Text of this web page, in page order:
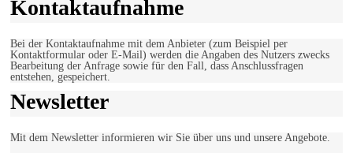
Kontaktaufnahme
Bei der Kontaktaufnahme mit dem Anbieter (zum Beispiel per
Kontaktformular oder E-Mail) werden die Angaben des Nutzers zwecks
Bearbeitung der Anfrage sowie für den Fall, dass Anschlussfragen
entstehen, gespeichert.
Newsletter
Mit dem Newsletter informieren wir Sie über uns und unsere Angebote.